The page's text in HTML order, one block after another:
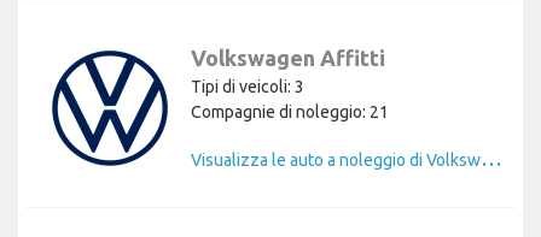
Volkswagen Affitti
Tipi di veicoli: 3
Compagnie di noleggio: 21
V
isualizza le auto a noleggio di Volkswagen